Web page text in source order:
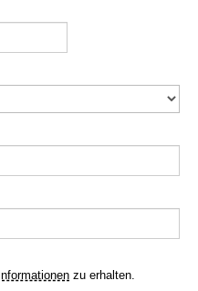
Informationen zu erhalten.